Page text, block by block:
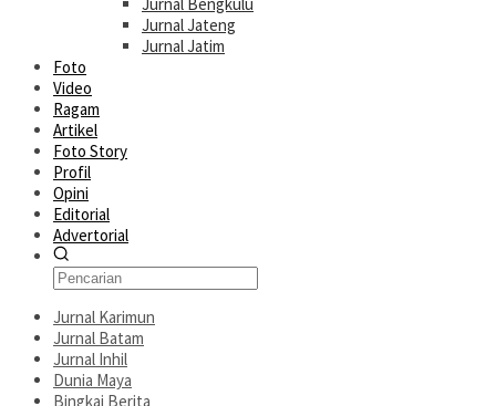
Jurnal Jateng
Jurnal Jatim
Foto
Video
Ragam
Artikel
Foto Story
Profil
Opini
Editorial
Advertorial
Jurnal Karimun
Jurnal Batam
Jurnal Inhil
Dunia Maya
Bingkai Berita